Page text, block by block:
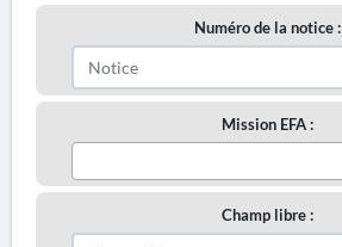
Numéro de la notice :
Mission EFA :
Champ libre :